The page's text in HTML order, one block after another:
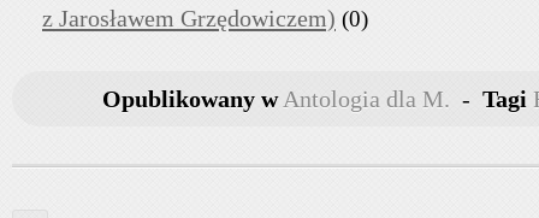
z Jarosławem Grzędowiczem) (0)
Opublikowany w Antologia dla M. - Tagi